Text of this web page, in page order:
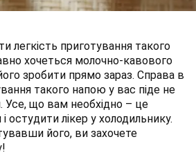
легкість приготування такого
хочеться молочно-кавового
зробити прямо зараз. Справа в
такого напою у вас піде не
Усе, що вам необхідно – це
остудити лікер у холодильнику.
його, ви захочете